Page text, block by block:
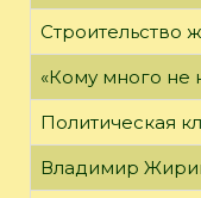
Строительство
«Кому много не
Политическая
Владимир